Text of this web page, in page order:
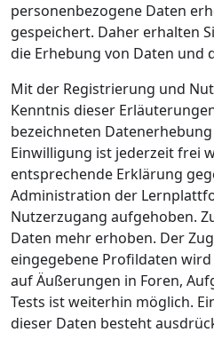
personenbezogene Daten
gespeichert. Daher erhalten
die Erhebung von Daten und
Mit der Registrierung und
Kenntnis dieser
bezeichneten
Einwilligung ist jederzeit frei
entsprechende Erklärung
Administration der
Nutzerzugang aufgehoben.
Daten mehr erhoben. Der
eingegebene Profildaten
auf Äußerungen in Foren,
Tests ist weiterhin möglich.
dieser Daten besteht